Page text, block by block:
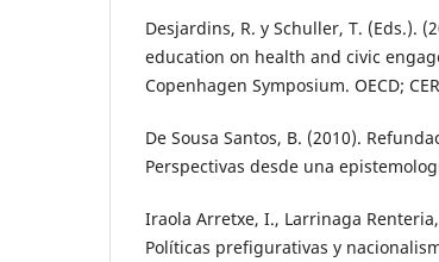
Desjardins, R. y Schuller, T. (Eds.).
education on health and civic
Copenhagen Symposium. OECD;
De Sousa Santos, B. (2010).
Perspectivas desde una
Iraola Arretxe, I., Larrinaga
Políticas prefigurativas y